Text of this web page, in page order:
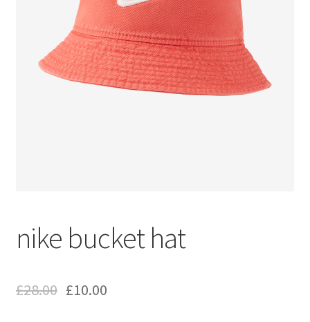
nike bucket hat
£28.00 £10.00